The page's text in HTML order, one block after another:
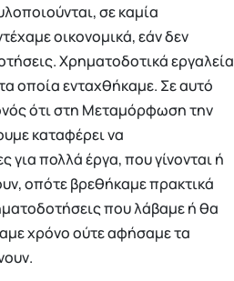
σε καμία
οικονομικά, εάν δεν
Χρηματοδοτικά εργαλεία
οποία ενταχθήκαμε. Σε αυτό
ότι στη Μεταμόρφωση την
καταφέρει να
για πολλά έργα, που γίνονται ή
οπότε βρεθήκαμε πρακτικά
που λάβαμε ή θα
χρόνο ούτε αφήσαμε τα